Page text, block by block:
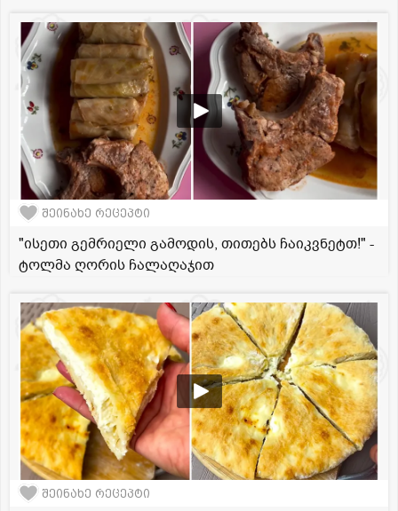
შეინახე რეცეპტი
"ისეთი გემრიელი გამოდის, თითებს ჩაიკვნეტთ!" -
ტოლმა ღორის ჩალაღაჯით
შეინახე რეცეპტი